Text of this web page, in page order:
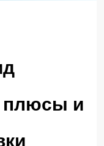
плюсы и